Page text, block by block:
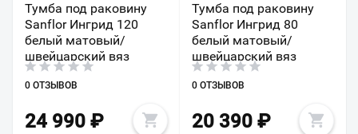
Тумба под раковину
Sanflor Ингрид 120
белый матовый/
швейцарский вяз
0 ОТЗЫВОВ
24 990 ₽
Тумба под раковину
Sanflor Ингрид 80
белый матовый/
швейцарский вяз
0 ОТЗЫВОВ
20 390₽